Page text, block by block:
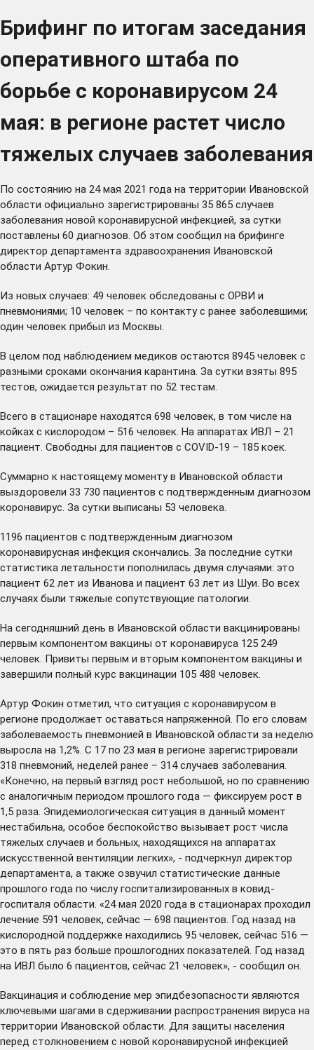
Брифинг по итогам заседания
оперативного штаба по
борьбе с коронавирусом 24
мая: в регионе растет число
тяжелых случаев заболевания
По состоянию на 24 мая 2021 года на территории Ивановской
области официально зарегистрированы 35 865 случаев
заболевания новой коронавирусной инфекцией, за сутки
поставлены 60 диагнозов. Об этом сообщил на брифинге
директор департамента здравоохранения Ивановской
области Артур Фокин.
Из новых случаев: 49 человек обследованы с ОРВИ и
пневмониями; 10 человек – по контакту с ранее заболевшими;
один человек прибыл из Москвы.
В целом под наблюдением медиков остаются 8945 человек с
разными сроками окончания карантина. За сутки взяты 895
тестов, ожидается результат по 52 тестам.
Всего в стационаре находятся 698 человек, в том числе на
койках с кислородом – 516 человек. На аппаратах ИВЛ – 21
пациент. Свободны для пациентов с COVID-19 – 185 коек.
Суммарно к настоящему моменту в Ивановской области
выздоровели 33 730 пациентов с подтвержденным диагнозом
коронавирус. За сутки выписаны 53 человека.
1196 пациентов с подтвержденным диагнозом
коронавирусная инфекция скончались. За последние сутки
статистика летальности пополнилась двумя случаями: это
пациент 62 лет из Иванова и пациент 63 лет из Шуи. Во всех
случаях были тяжелые сопутствующие патологии.
На сегодняшний день в Ивановской области вакцинированы
первым компонентом вакцины от коронавируса 125 249
человек. Привиты первым и вторым компонентом вакцины и
завершили полный курс вакцинации 105 488 человек.
Артур Фокин отметил, что ситуация с коронавирусом в
регионе продолжает оставаться напряженной. По его словам
заболеваемость пневмонией в Ивановской области за неделю
выросла на 1,2%. С 17 по 23 мая в регионе зарегистрировали
318 пневмоний, неделей ранее – 314 случаев заболевания.
«Конечно, на первый взгляд рост небольшой, но по сравнению
с аналогичным периодом прошлого года — фиксируем рост в
1,5 раза. Эпидемиологическая ситуация в данный момент
нестабильна, особое беспокойство вызывает рост числа
тяжелых случаев и больных, находящихся на аппаратах
искусственной вентиляции легких», - подчеркнул директор
департамента, а также озвучил статистические данные
прошлого года по числу госпитализированных в ковид-
госпиталя области. «24 мая 2020 года в стационарах проходил
лечение 591 человек, сейчас — 698 пациентов. Год назад на
кислородной поддержке находились 95 человек, сейчас 516 —
это в пять раз больше прошлогодних показателей. Год назад
на ИВЛ было 6 пациентов, сейчас 21 человек», - сообщил он.
Вакцинация и соблюдение мер эпидбезопасности являются
ключевыми шагами в сдерживании распространения вируса на
территории Ивановской области. Для защиты населения
перед столкновением с новой коронавирусной инфекцией